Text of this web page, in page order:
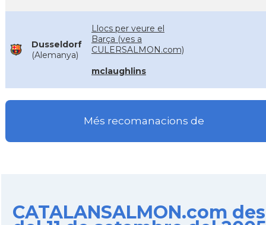
Dusseldorf
(Alemanya)
Llocs per veure el
Barça (ves a
CULERSALMON.com)
mclaughlins
Més recomanacions de
CATALANSALMON.com des